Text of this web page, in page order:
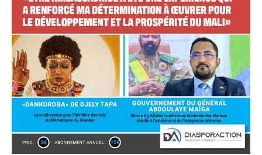
CHOISIR LE FORFAIT